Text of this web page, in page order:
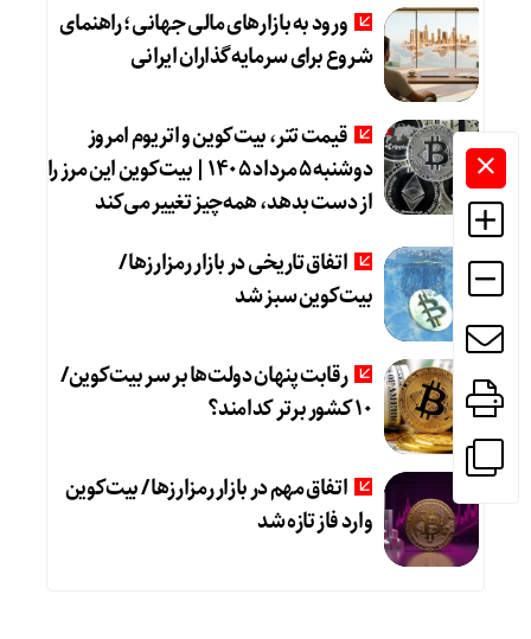
ورود به بازارهای مالی جهانی؛ راهنمای
شروع برای سرمایه‌گذاران ایرانی
قیمت تتر، بیت‌کوین و اتریوم امروز
دوشنبه ۵ مرداد ۱۴۰۵ | بیت‌کوین این مرز را
از دست بدهد، همه‌چیز تغییر می‌کند
اتفاق تاریخی در بازار رمزارزها /
بیت‌کوین سبز شد
رقابت پنهان دولت‌ها بر سر بیت‌کوین/
۱۰ کشور برتر کدامند؟
اتفاق مهم در بازار رمزارزها / بیت‌کوین
وارد فاز تازه شد